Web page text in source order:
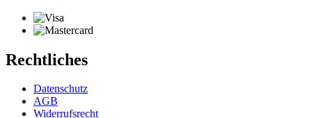
Rechtliches
Datenschutz
AGB
Widerrufsrecht